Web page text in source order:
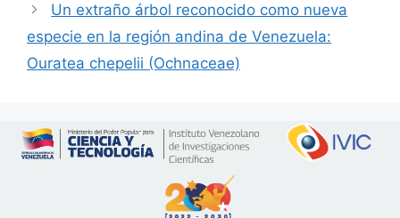
Un extraño árbol reconocido como nueva
especie en la región andina de Venezuela:
Ouratea chepelii (Ochnaceae)